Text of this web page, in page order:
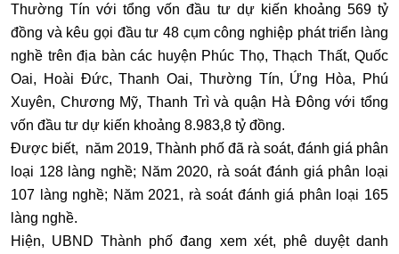
Thường Tín với tổng vốn đầu tư dự kiến khoảng 569 tỷ
đồng và kêu gọi đầu tư 48 cụm công nghiệp phát triển làng
nghề trên địa bàn các huyện Phúc Thọ, Thạch Thất, Quốc
Oai, Hoài Đức, Thanh Oai, Thường Tín, Ứng Hòa, Phú
Xuyên, Chương Mỹ, Thanh Trì và quận Hà Đông với tổng
vốn đầu tư dự kiến khoảng 8.983,8 tỷ đồng.
Được biết, năm 2019, Thành phố đã rà soát, đánh giá phân
loại 128 làng nghề; Năm 2020, rà soát đánh giá phân loại
107 làng nghề; Năm 2021, rà soát đánh giá phân loại 165
làng nghề.
Hiện, UBND Thành phố đang xem xét, phê duyệt danh